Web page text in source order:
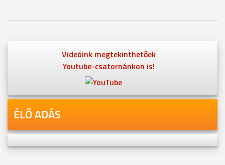
Videóink megtekinthetőek
Youtube-csatornánkon is!
ÉLŐ ADÁS